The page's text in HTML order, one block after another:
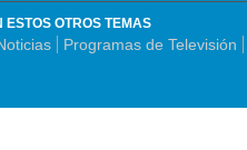
ESTOS OTROS TEMAS
Programas de Televisión